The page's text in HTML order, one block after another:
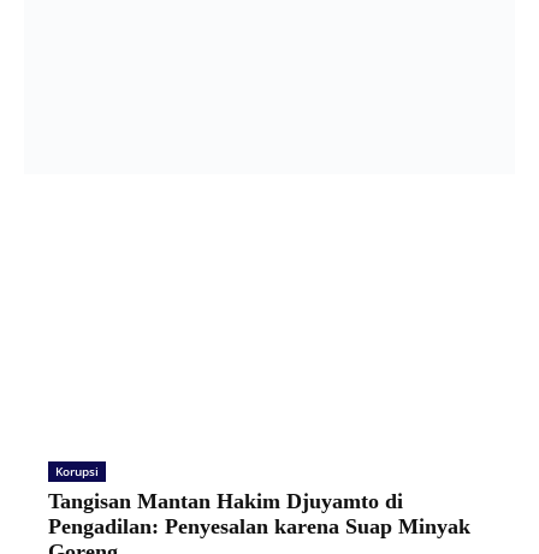
Korupsi
Tangisan Mantan Hakim Djuyamto di
Pengadilan: Penyesalan karena Suap Minyak